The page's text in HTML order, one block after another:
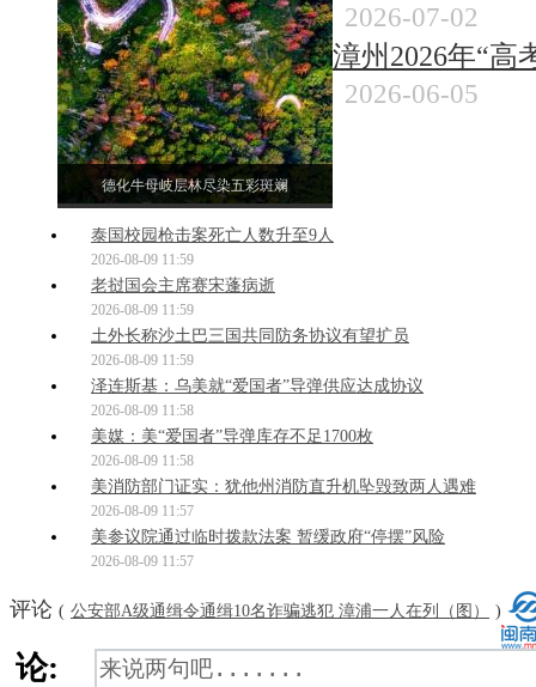
德化牛母岐层林尽染五彩斑斓
泰国校园枪击案死亡人数升至9人
2026-08-09 11:59
老挝国会主席赛宋蓬病逝
2026-08-09 11:59
土外长称沙土巴三国共同防务协议有望扩员
2026-08-09 11:59
泽连斯基：乌美就“爱国者”导弹供应达成协议
2026-08-09 11:58
美媒：美“爱国者”导弹库存不足1700枚
2026-08-09 11:58
美消防部门证实：犹他州消防直升机坠毁致两人遇难
2026-08-09 11:57
美参议院通过临时拨款法案 暂缓政府“停摆”风险
2026-08-09 11:57
2026-07-02
漳州2026年“高
2026-06-05
评论 ( 公安部A级通缉令通缉10名诈骗逃犯 漳浦一人在列（图） )
论: